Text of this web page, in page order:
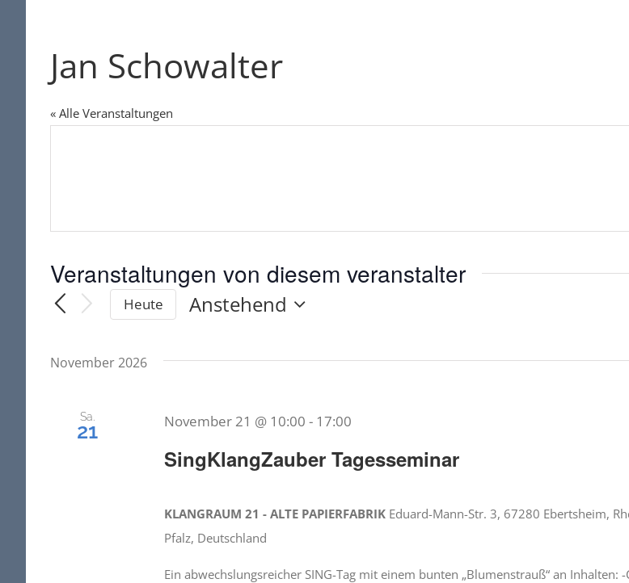
Jan Schowalter
« Alle Veranstaltungen
Veranstaltungen von diesem veranstalter
Heute
Anstehend
November 2026
Sa.
21
SingKlangZauber Tagesseminar
November 21 @ 10:00 - 17:00
KLANGRAUM 21 - ALTE PAPIERFABRIK Eduard-Mann-Str. 3, 67280 Ebertsheim,
Pfalz, Deutschland
Ein abwechslungsreicher SING-Tag mit einem bunten „Blumenstrauß“ an Inhalten: -